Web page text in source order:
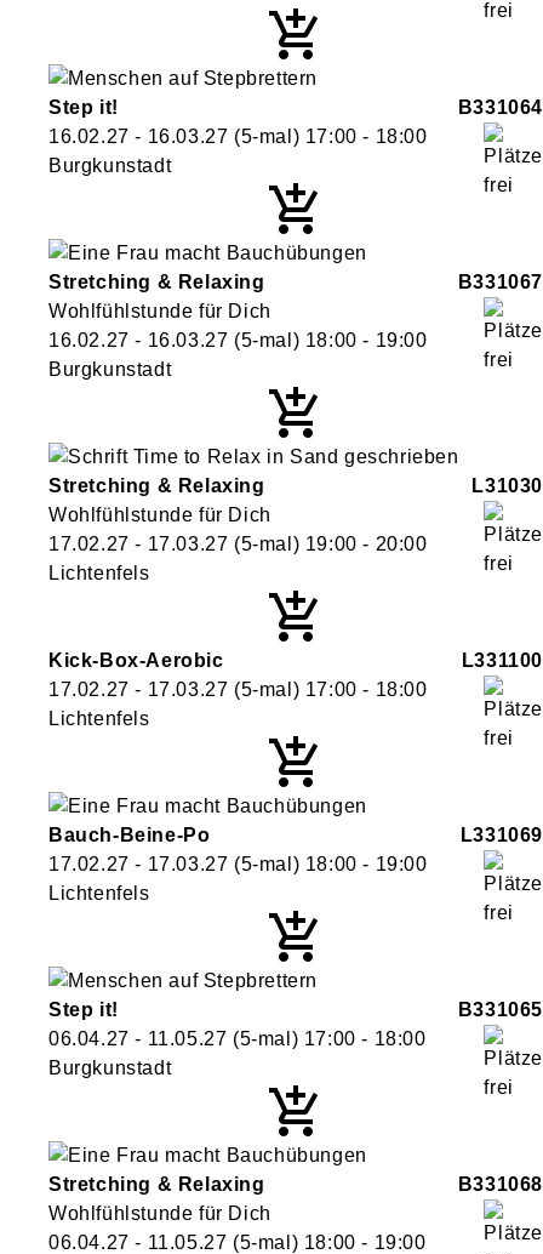
Step it!
B331064
16.02.27 - 16.03.27 (5-mal) 17:00 - 18:00
Burgkunstadt
Stretching & Relaxing
B331067
Wohlfühlstunde für Dich
16.02.27 - 16.03.27 (5-mal) 18:00 - 19:00
Burgkunstadt
Stretching & Relaxing
L31030
Wohlfühlstunde für Dich
17.02.27 - 17.03.27 (5-mal) 19:00 - 20:00
Lichtenfels
Kick-Box-Aerobic
L331100
17.02.27 - 17.03.27 (5-mal) 17:00 - 18:00
Lichtenfels
Bauch-Beine-Po
L331069
17.02.27 - 17.03.27 (5-mal) 18:00 - 19:00
Lichtenfels
Step it!
B331065
06.04.27 - 11.05.27 (5-mal) 17:00 - 18:00
Burgkunstadt
Stretching & Relaxing
B331068
Wohlfühlstunde für Dich
06.04.27 - 11.05.27 (5-mal) 18:00 - 19:00